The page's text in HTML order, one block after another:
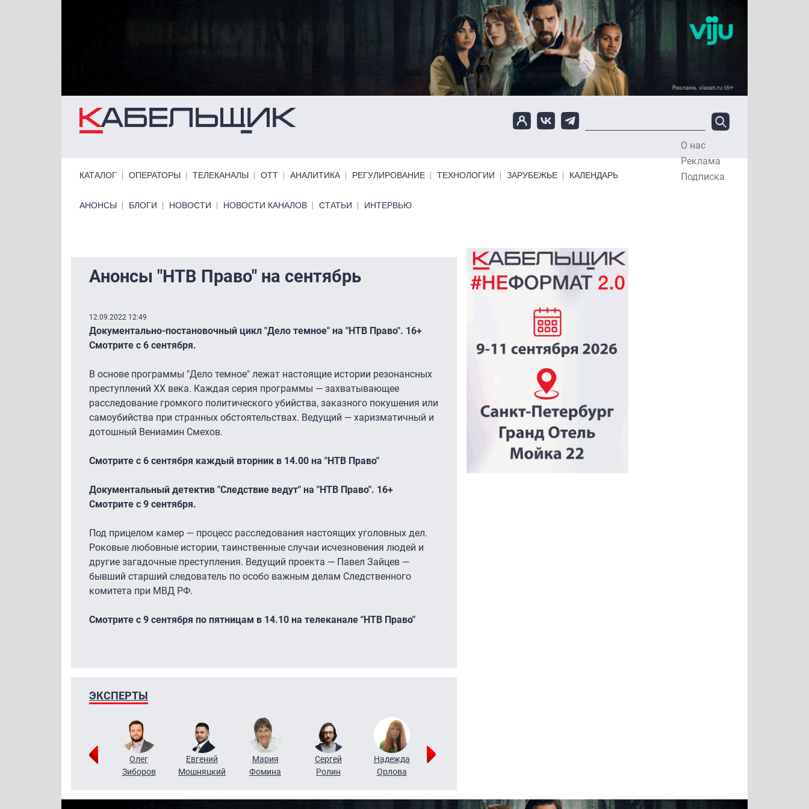
О нас
Реклама
Подписка
КАТАЛОГ ОПЕРАТОРЫ ТЕЛЕКАНАЛЫ ОТТ АНАЛИТИКА РЕГУЛИРОВАНИЕ ТЕХНОЛОГИИ ЗАРУБЕЖЬЕ КАЛЕНДАРЬ
Primary links bottom
АНОНСЫ БЛОГИ НОВОСТИ НОВОСТИ КАНАЛОВ СТАТЬИ ИНТЕРВЬЮ
Анонсы "НТВ Право" на сентябрь
12.09.2022 12:49
Документально-постановочный цикл "Дело темное" на "НТВ Право". 16+
Смотрите с 6 сентября.
В основе программы "Дело темное" лежат настоящие истории резонансных
преступлений ХХ века. Каждая серия программы — захватывающее
расследование громкого политического убийства, заказного покушения или
самоубийства при странных обстоятельствах. Ведущий — харизматичный и
дотошный Вениамин Смехов.
Смотрите с 6 сентября каждый вторник в 14.00 на "НТВ Право"
Документальный детектив "Следствие ведут" на "НТВ Право". 16+
Смотрите с 9 сентября.
Под прицелом камер — процесс расследования настоящих уголовных дел.
Роковые любовные истории, таинственные случаи исчезновения людей и
другие загадочные преступления. Ведущий проекта — Павел Зайцев —
бывший старший следователь по особо важным делам Следственного
комитета при МВД РФ.
Смотрите с 9 сентября по пятницам в 14.10 на телеканале "НТВ Право"
ЭКСПЕРТЫ
Григорий
Олег
Зиборов
Евгений
Мошняцкий
Мария
Фомина
Сергей
Ролин
Надежда
Орлова